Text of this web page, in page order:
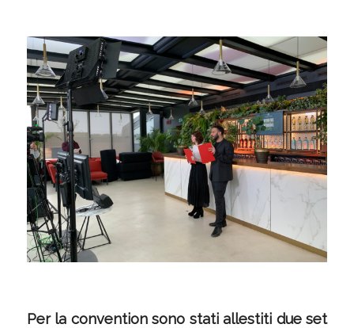
Per la convention sono stati allestiti due set